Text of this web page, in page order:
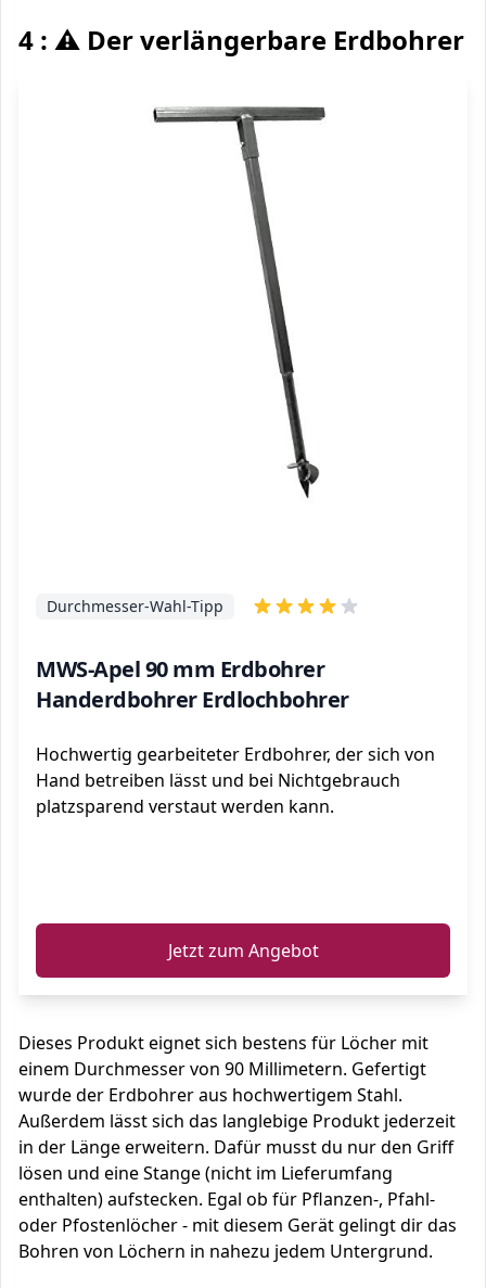
4 : ⚠️ Der verlängerbare Erdbohrer
MWS-Apel 90 mm Erdbohrer
Handerdbohrer Erdlochbohrer
Durchmesser-Wahl-Tipp
Hochwertig gearbeiteter Erdbohrer, der sich von
Hand betreiben lässt und bei Nichtgebrauch
platzsparend verstaut werden kann.
Jetzt zum Angebot
Dieses Produkt eignet sich bestens für Löcher mit
einem Durchmesser von 90 Millimetern. Gefertigt
wurde der Erdbohrer aus hochwertigem Stahl.
Außerdem lässt sich das langlebige Produkt jederzeit
in der Länge erweitern. Dafür musst du nur den Griff
lösen und eine Stange (nicht im Lieferumfang
enthalten) aufstecken. Egal ob für Pflanzen-, Pfahl-
oder Pfostenlöcher - mit diesem Gerät gelingt dir das
Bohren von Löchern in nahezu jedem Untergrund.